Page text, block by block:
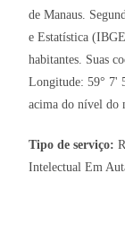
de Manaus.
e Estatística
habitantes. Suas
Longitude: 59° 7'
acima do nível do
Tipo de serviço:
Intelectual Em